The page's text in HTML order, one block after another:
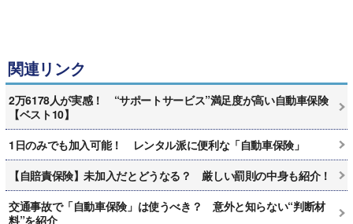
関連リンク
2万6178人が実感！ “サポートサービス”満足度が高い自動車保険
【ベスト10】
1日のみでも加入可能！ レンタル派に便利な「自動車保険」
【自賠責保険】未加入だとどうなる？ 厳しい罰則の中身も紹介！
交通事故で「自動車保険」は使うべき？ 意外と知らない“判断材
料”を紹介